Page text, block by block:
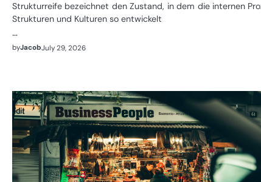
Strukturreife bezeichnet den Zustand, in dem die internen
Strukturen und Kulturen so entwickelt
…
byJacobJuly 29, 2026